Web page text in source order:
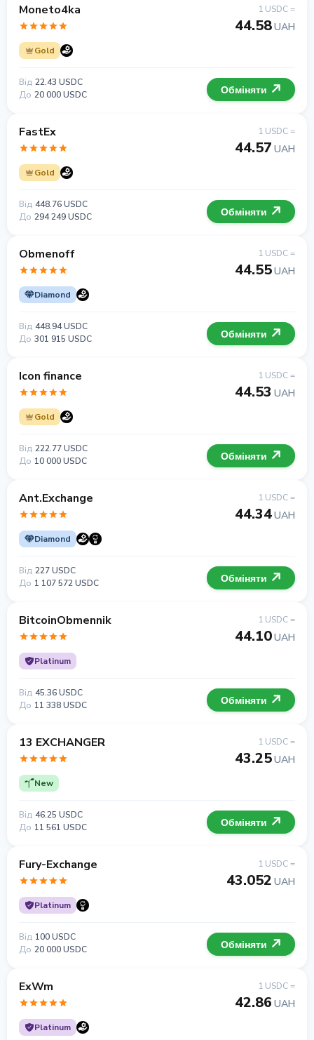
Moneto4ka
Gold
1 USDC =
44.58UAH
Від 22.43 USDC
До 20 000 USDC Обміняти
FastEx
Gold
1 USDC =
44.57 UAH
Від 448.76 USDC
До 294 249 USDC Обміняти
Obmenoff
Diamond
1 USDC =
44.55UAH
Від 448.94 USDC
До 301 915 USDC Обміняти
Icon finance
Gold
1 USDC =
44.53 UAH
Від 222.77 USDC
До 10 000 USDC Обміняти
Ant.Exchange
Diamond
1 USDC =
44.34UAH
Від 227 USDC
До 1 107 572 USDC Обміняти
BitcoinObmennik
Platinum
1 USDC =
44.10UAH
Від 45.36 USDC
До 11 338 USDC Обміняти
13 EXCHANGER
New
1 USDC =
43.25UAH
Від 46.25 USDC
До 11 561 USDC Обміняти
Fury-Exchange
Platinum
1 USDC =
43.052 UAH
Від 100 USDC
До 20 000 USDC Обміняти
ExWm
Platinum
1 USDC =
42.86 UAH